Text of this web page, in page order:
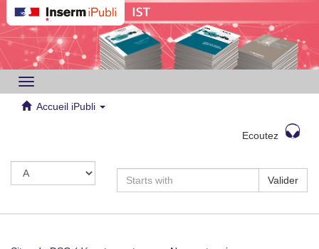
Toggle
navigation
Accueil iPubli
Ecoutez
Valider